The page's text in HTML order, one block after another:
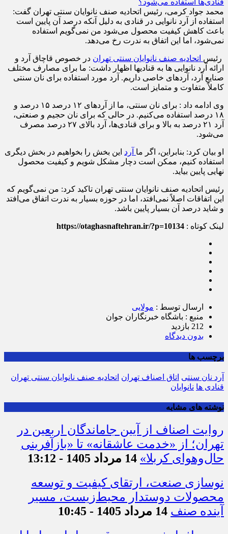
محمد جواد کرمی، رئیس اتحادیه صنف نانوایان سنتی تهران گفت:
استفاده از آرد نانوایی در قنادی به دلیل آنکه درصد آن پایین است
باعث کاهش کیفیت محصول می‌شود من نمی‌گویم استفاده
نمی‌شود، اما این اتفاق به ندرت رخ می‌دهد.
رئیس اتحادیه صنف نانوایان سنتی تهران در خصوص قاچاق آرد و
ارائه آرد نانوایی ها به قنادی‎ها اظهار داشت: ما برای مصارف مختلف
صنایع آرد، آردهای خاصی داریم. آرد مورد استفاده برای نان سنتی
کاملاً متفاوت و متمایز است.
وی ادامه داد : برای نان سنتی، ما از آردهای ۱۲ درصد ۱۵ درصد و
۱۸ درصد استفاده می‌کنیم. در حالی که برای نان حجیم و صنعتی،
آرد ۲۱ درصد به بالا و برای قنادی‌ها، آرد بالای ۲۷ درصد مصرف
می‌شود.
او بیان کرد: بنابراین، اگر ما آرد این بخش را بخواهیم در بخش دیگری
استفاده کنیم، ممکن است دچار مشکل شویم و کیفیت محصول
نهایی پایین بیاید.
رئیس اتحادیه صنف نانوایان سنتی تهران تاکید کرد: من نمی‌گویم که
این اتفاقات اصلاً نمی‌افتد، اما در حوزه بسیار به ندرت اتفاق می‌افتد
و شاید درصد آن بسیار پایین باشد.
لینک کوتاه : https://otaghasnaftehran.ir/?p=10134
ارسال توسط : مولایی
منبع : باشگاه خبرنگاران جوان
212 بازدید
بدون دیدگاه
برچسب ها
آرد نان سنتی اتاق اصناف تهران اتحادیه صنف نانوایان سنتی تهران
قنادی ها نانوایان
نوشته های مشابه
روایت اصناف از آیین جاماندگان اربعین در
تهران؛ از «خدمت عاشقانه» تا «بازآفرینی
حال‌وهوای کربلا» 14 مرداد 1405 - 13:12
نوسازی صنعت، ارتقای کیفیت و توسعه
محصولات دوستدار محیط‌زیست، مسیر
آینده صنف 14 مرداد 1405 - 10:45